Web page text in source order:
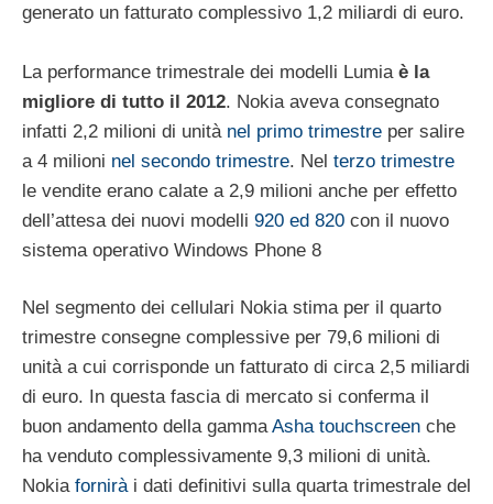
generato un fatturato complessivo 1,2 miliardi di euro.
La performance trimestrale dei modelli Lumia è la
migliore di tutto il 2012. Nokia aveva consegnato
infatti 2,2 milioni di unità nel primo trimestre per salire
a 4 milioni nel secondo trimestre. Nel terzo trimestre
le vendite erano calate a 2,9 milioni anche per effetto
dell’attesa dei nuovi modelli 920 ed 820 con il nuovo
sistema operativo Windows Phone 8
Nel segmento dei cellulari Nokia stima per il quarto
trimestre consegne complessive per 79,6 milioni di
unità a cui corrisponde un fatturato di circa 2,5 miliardi
di euro. In questa fascia di mercato si conferma il
buon andamento della gammaAsha touchscreen che
ha venduto complessivamente 9,3 milioni di unità.
Nokia fornirài dati definitivi sulla quarta trimestrale del